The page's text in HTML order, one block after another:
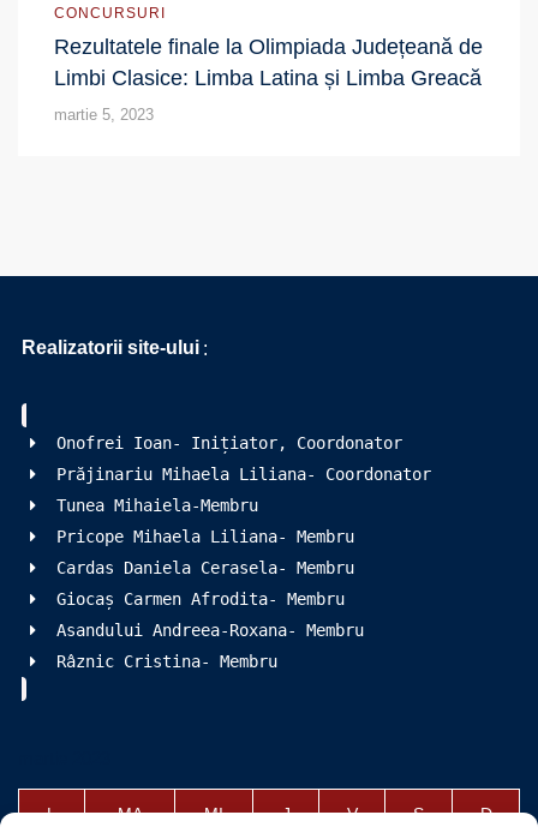
CONCURSURI
Rezultatele finale la Olimpiada Județeană de
Limbi Clasice: Limba Latina și Limba Greacă
martie 5, 2023
Realizatorii site-ului :
Onofrei Ioan- Inițiator, Coordonator
Prăjinariu Mihaela Liliana- Coordonator
Tunea Mihaiela-Membru
Pricope Mihaela Liliana- Membru
Cardas Daniela Cerasela- Membru
Giocaș Carmen Afrodita- Membru
Asandului Andreea-Roxana- Membru
Râznic Cristina- Membru
L MA MI J V S D